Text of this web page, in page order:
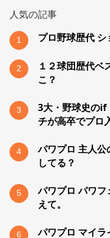
人気の記事
1 プロ野球歴代
2
１２球団歴代ベ
こ？
3
3大・野球史のif
チが高卒でプロ
4
パワプロ 主人公
してる？
5
パワプロ パワ
えて。
6
パワプロ マイ